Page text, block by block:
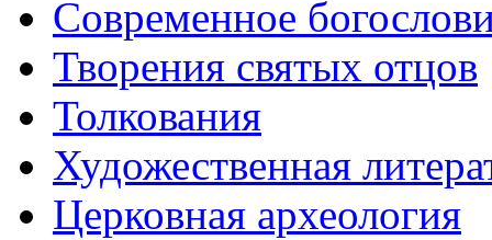
Современное
Творения святых отцов
Толкования
Художественная
Церковная археология